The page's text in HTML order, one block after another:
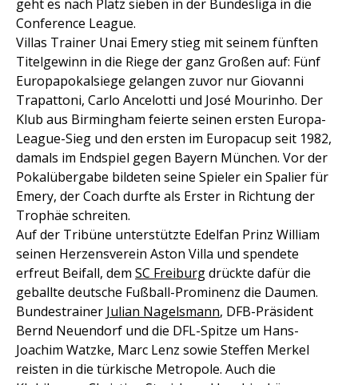
geht es nach Platz sieben in der Bundesliga in die
Conference League.
Villas Trainer Unai Emery stieg mit seinem fünften
Titelgewinn in die Riege der ganz Großen auf: Fünf
Europapokalsiege gelangen zuvor nur Giovanni
Trapattoni, Carlo Ancelotti und José Mourinho. Der
Klub aus Birmingham feierte seinen ersten Europa-
League-Sieg und den ersten im Europacup seit 1982,
damals im Endspiel gegen Bayern München. Vor der
Pokalübergabe bildeten seine Spieler ein Spalier für
Emery, der Coach durfte als Erster in Richtung der
Trophäe schreiten.
Auf der Tribüne unterstützte Edelfan Prinz William
seinen Herzensverein Aston Villa und spendete
erfreut Beifall, dem SC Freiburgdrückte dafür die
geballte deutsche Fußball-Prominenz die Daumen.
Bundestrainer Julian Nagelsmann, DFB-Präsident
Bernd Neuendorf und die DFL-Spitze um Hans-
Joachim Watzke, Marc Lenz sowie Steffen Merkel
reisten in die türkische Metropole. Auch die